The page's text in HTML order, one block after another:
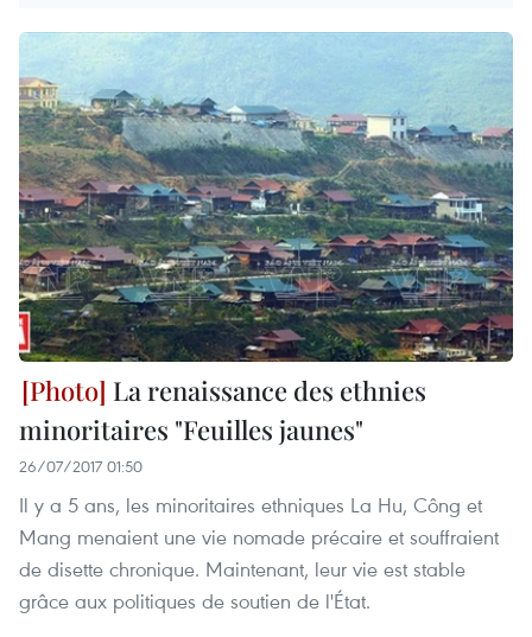
La renaissance des ethnies
minoritaires "Feuilles jaunes"
26/07/2017 01:50
Il y a 5 ans, les minoritaires ethniques La Hu, Công et
Mang menaient une vie nomade précaire et souffraient
de disette chronique. Maintenant, leur vie est stable
grâce aux politiques de soutien de l'État.